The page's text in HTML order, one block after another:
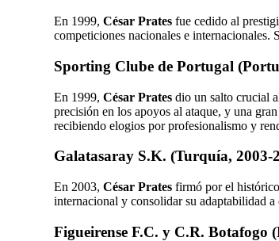
En 1999, César Prates fue cedido al
competiciones nacionales e
Sporting Clube de Portugal
En 1999, César Prates dio un salto crucial
precisión en los apoyos al ataque, y una
recibiendo elogios por profesionalismo y
Galatasaray S.K. (Turquía, 2003-
En 2003, César Prates firmó por el
internacional y consolidar su adaptabilidad
Figueirense F.C. y C.R. Botafogo